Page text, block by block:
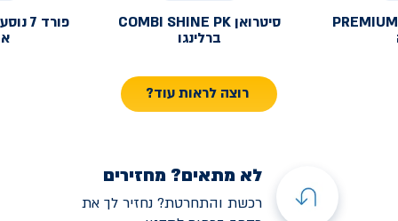
סיטרואן COMBI SHINE PK
ברלינגו
פורד
רוצה לראות עוד?
לא מתאים? מחזירים
רכשת והתחרטת? נחזיר לך את